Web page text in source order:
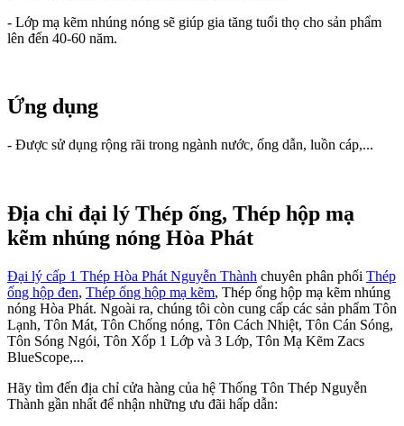
- Lớp mạ kẽm nhúng nóng sẽ giúp gia tăng tuổi thọ cho sản phẩm
lên đến 40-60 năm.
Ứng dụng
- Được sử dụng rộng rãi trong ngành nước, ống dẫn, luồn cáp,...
Địa chỉ đại lý Thép ống, Thép hộp mạ
kẽm nhúng nóng Hòa Phát
Đại lý cấp 1 Thép Hòa Phát Nguyễn Thành chuyên phân phối Thép
ống hộp đen, Thép ống hộp mạ kẽm, Thép ống hộp mạ kẽm nhúng
nóng Hòa Phát. Ngoài ra, chúng tôi còn cung cấp các sản phẩm Tôn
Lạnh, Tôn Mát, Tôn Chống nóng, Tôn Cách Nhiệt, Tôn Cán Sóng,
Tôn Sóng Ngói, Tôn Xốp 1 Lớp và 3 Lớp, Tôn Mạ Kẽm Zacs
BlueScope,...
Hãy tìm đến địa chỉ cửa hàng của hệ Thống Tôn Thép Nguyễn
Thành gần nhất để nhận những ưu đãi hấp dẫn: